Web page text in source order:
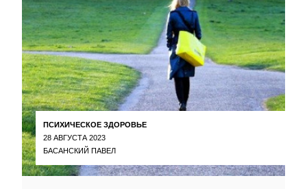
ПСИХИЧЕСКОЕ ЗДОРОВЬЕ
28 АВГУСТА 2023
БАСАНСКИЙ ПАВЕЛ